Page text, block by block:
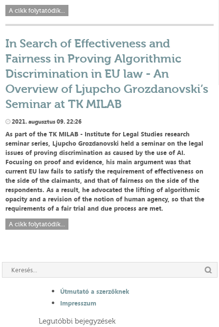
A cikk folytatódik...
In Search of Effectiveness and
Fairness in Proving Algorithmic
Discrimination in EU law - An
Overview of Ljupcho Grozdanovski’s
Seminar at TK MILAB
2021. augusztus 09. 22:26
As part of the TK MILAB - Institute for Legal Studies research
seminar series, Ljupcho Grozdanovski held a seminar on the legal
issues of proving discrimination as caused by the use of AI.
Focusing on proof and evidence, his main argument was that
current EU law fails to satisfy the requirement of effectiveness on
the side of the claimants, and that of fairness on the side of the
respondents. As a result, he advocated the lifting of algorithmic
opacity and a revision of the notion of human agency, so that the
requirements of a fair trial and due process are met.
A cikk folytatódik...
Útmutató a szerzőknek
Impresszum
Legutóbbi bejegyzések